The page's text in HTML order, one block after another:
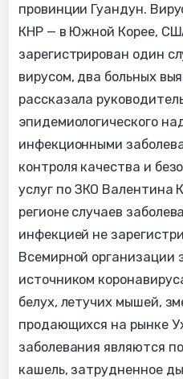
провинции Гуандун.
КНР — в Южной Корее,
зарегистрирован один
вирусом, два больных
рассказала
эпидемиологического
инфекционными
контроля качества и
услуг по ЗКО Валентина
регионе случаев
инфекцией не
Всемирной организации
источником
белух, летучих мышей,
продающихся на рынке
заболевания являются
кашель, затрудненное